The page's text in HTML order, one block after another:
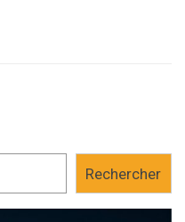
Rechercher